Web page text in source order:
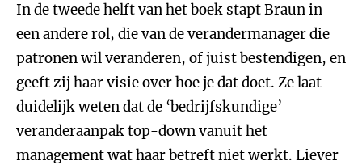
In de tweede helft van het boek stapt Braun in
een andere rol, die van de verandermanager die
patronen wil veranderen, of juist bestendigen, en
geeft zij haar visie over hoe je dat doet. Ze laat
duidelijk weten dat de ‘bedrijfskundige’
veranderaanpak top-down vanuit het
management wat haar betreft niet werkt. Liever